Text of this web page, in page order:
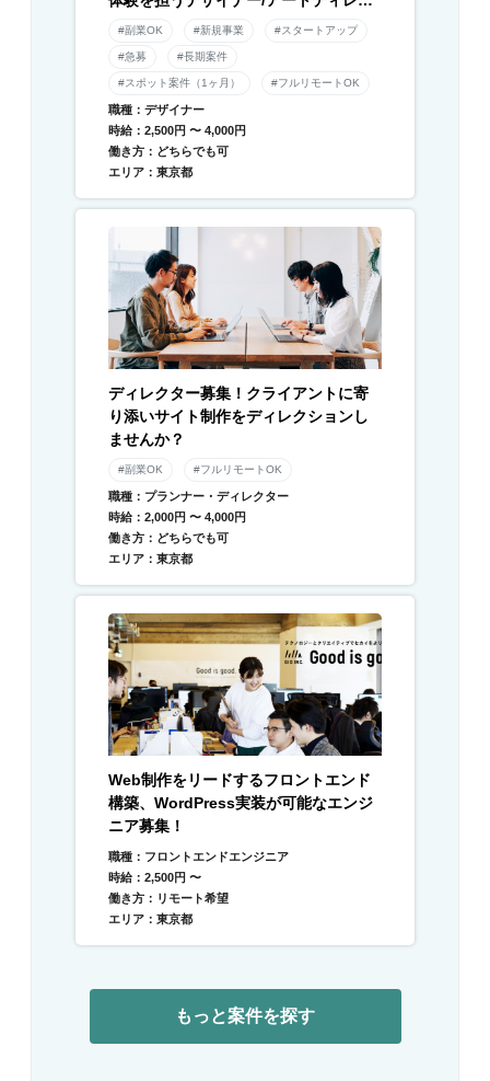
ター募集！
#副業OK #新規事業 #スタートアップ
#急募 #長期案件
#スポット案件（1ヶ月） #フルリモートOK
職種：デザイナー
時給：2,500円 〜 4,000円
働き方：どちらでも可
エリア：東京都
ディレクター募集！クライアントに寄
り添いサイト制作をディレクションし
ませんか？
#副業OK #フルリモートOK
職種：プランナー・ディレクター
時給：2,000円 〜 4,000円
働き方：どちらでも可
エリア：東京都
Web制作をリードするフロントエンド
構築、WordPress実装が可能なエンジ
ニア募集！
職種：フロントエンドエンジニア
時給：2,500円 〜
働き方：リモート希望
エリア：東京都
もっと案件を探す